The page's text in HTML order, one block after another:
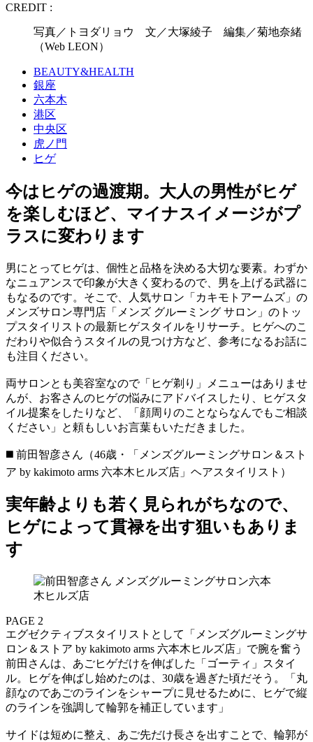
CREDIT :
写真／トヨダリョウ 文／大塚綾子 編集／菊地奈緒
（Web LEON）
BEAUTY&HEALTH
銀座
六本木
港区
中央区
虎ノ門
ヒゲ
今はヒゲの過渡期。大人の男性がヒゲ
を楽しむほど、マイナスイメージがプ
ラスに変わります
男にとってヒゲは、個性と品格を決める大切な要素。わずか
なニュアンスで印象が大きく変わるので、男を上げる武器に
もなるのです。そこで、人気サロン「カキモトアームズ」の
メンズサロン専門店「メンズ グルーミング サロン」のトッ
プスタイリストの最新ヒゲスタイルをリサーチ。ヒゲへのこ
だわりや似合うスタイルの見つけ方など、参考になるお話に
も注目ください。
両サロンとも美容室なので「ヒゲ剃り」メニューはありませ
んが、お客さんのヒゲの悩みにアドバイスしたり、ヒゲスタ
イル提案をしたりなど、「顔周りのことならなんでもご相談
ください」と頼もしいお言葉もいただきました。
◼️ 前田智彦さん（46歳・「メンズグルーミングサロン＆スト
ア by kakimoto arms 六本木ヒルズ店」ヘアスタイリスト）
実年齢よりも若く見られがちなので、
ヒゲによって貫禄を出す狙いもありま
す
PAGE 2
エグゼクティブスタイリストとして「メンズグルーミングサ
ロン＆ストア by kakimoto arms 六本木ヒルズ店」で腕を奮う
前田さんは、あごヒゲだけを伸ばした「ゴーティ」スタイ
ル。ヒゲを伸ばし始めたのは、30歳を過ぎた頃だそう。「丸
顔なのであごのラインをシャープに見せるために、ヒゲで縦
のラインを強調して輪郭を補正しています」
サイドは短めに整え、あご先だけ長さを出すことで、輪郭が